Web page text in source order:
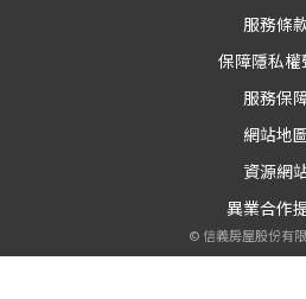
服務條
保障隱私權
服務保
網站地
資源網
異業合作
©信義房屋股份有